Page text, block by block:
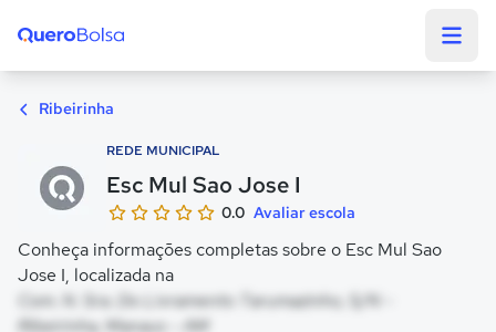
Ribeirinha
REDE MUNICIPAL
Esc Mul Sao Jose I
0.0 Avaliar escola
Conheça informações completas sobre o Esc Mul Sao
Jose I, localizada na
Com. N. Sra. Do Livramento Tarumazinho, S/N -
Ribeirinha, Manaus - AM